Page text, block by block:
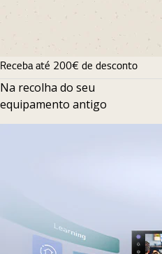
Receba até 200€ de desconto
Na recolha do seu
equipamento antigo